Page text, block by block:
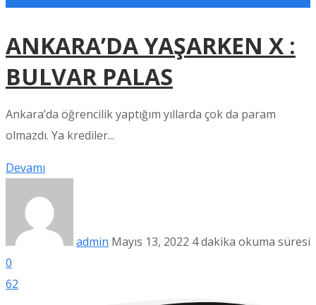
ANKARA’DA YAŞARKEN X :
BULVAR PALAS
Ankara’da öğrencilik yaptığım yıllarda çok da param
olmazdı. Ya krediler...
Devamı
admin Mayıs 13, 2022 4 dakika okuma süresi
0
62